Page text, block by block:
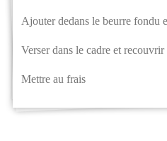
Ajouter dedans le beurre fondu
Verser dans le cadre et
Mettre au frais